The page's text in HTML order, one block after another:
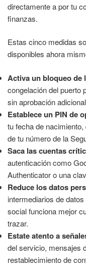
directamente a por tu
finanzas.
Estas cinco medidas
disponibles ahora
Activa un bloqueo de
congelación del puerto
sin aprobación
Establece un PIN de
tu fecha de
de tu número de la
Saca las cuentas
autenticación como
Authenticator o una
Reduce los datos
intermediarios de
social funciona mejor
trazar.
Estate atento a
del servicio, mensajes
restablecimiento de